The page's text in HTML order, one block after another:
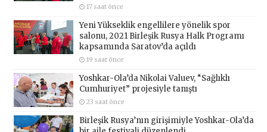
17 saat önce
Yeni Yükseklik engellilere yönelik spor
salonu, 2021 Birleşik Rusya Halk Programı
kapsamında Saratov’da açıldı
19 saat önce
Yoshkar-Ola’da Nikolai Valuev, “Sağlıklı
Cumhuriyet” projesiyle tanıştı
23 saat önce
Birleşik Rusya’nın girişimiyle Yoshkar-Ola’da